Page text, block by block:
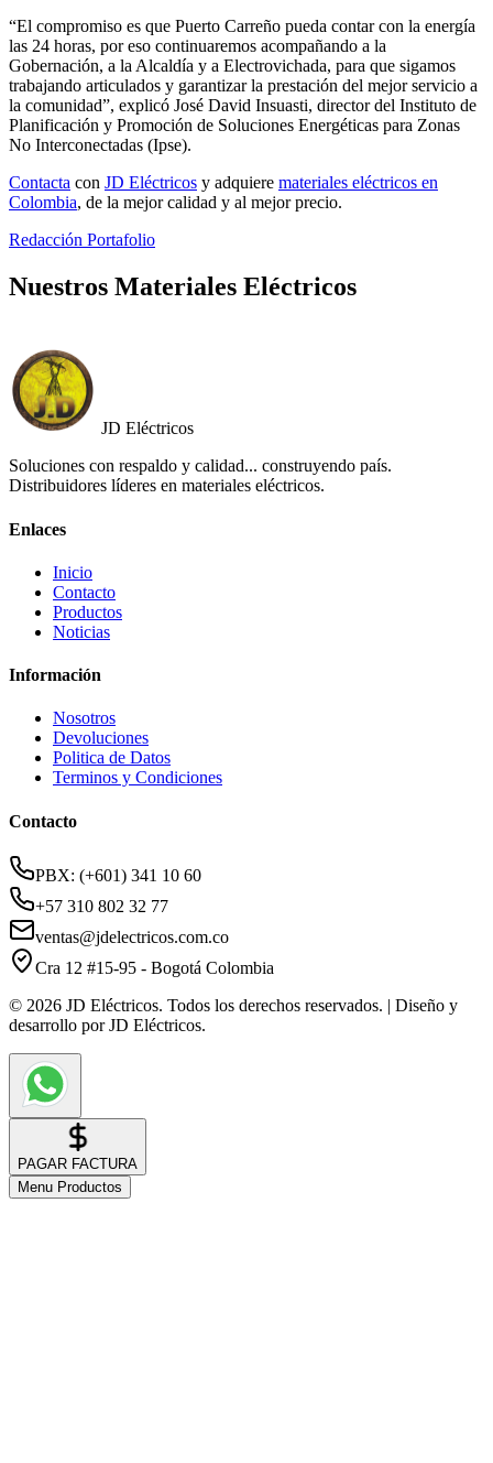
“El compromiso es que Puerto Carreño pueda contar con la energía
las 24 horas, por eso continuaremos acompañando a la
Gobernación, a la Alcaldía y a Electrovichada, para que sigamos
trabajando articulados y garantizar la prestación del mejor servicio a
la comunidad”, explicó José David Insuasti, director del Instituto de
Planificación y Promoción de Soluciones Energéticas para Zonas
No Interconectadas (Ipse).
Contacta con JD Eléctricos y adquiere materiales eléctricos en
Colombia, de la mejor calidad y al mejor precio.
Redacción Portafolio
Nuestros Materiales Eléctricos
JD Eléctricos
Soluciones con respaldo y calidad... construyendo país.
Distribuidores líderes en materiales eléctricos.
Enlaces
Inicio
Contacto
Productos
Noticias
Información
Nosotros
Devoluciones
Politica de Datos
Terminos y Condiciones
Contacto
PBX: (+601) 341 10 60
+57 310 802 32 77
ventas@jdelectricos.com.co
Cra 12 #15-95 - Bogotá Colombia
© 2026 JD Eléctricos. Todos los derechos reservados. | Diseño y
desarrollo por JD Eléctricos.
PAGAR FACTURA
Menu Productos